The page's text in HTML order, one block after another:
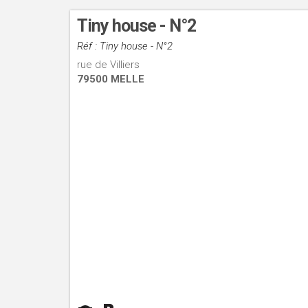
Tiny house - N°2
Réf : Tiny house - N°2
rue de Villiers
79500 MELLE